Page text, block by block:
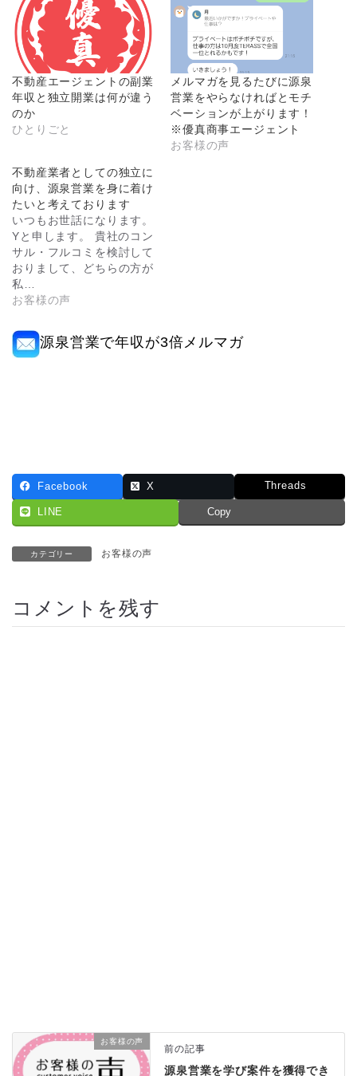
不動産エージェントの副業
年収と独立開業は何が違う
のか
ひとりごと
メルマガを見るたびに源泉
営業をやらなければとモチ
ベーションが上がります！
※優真商事エージェント
お客様の声
不動産業者としての独立に
向け、源泉営業を身に着け
たいと考えております
いつもお世話になります。
Yと申します。 貴社のコン
サル・フルコミを検討して
おりまして、どちらの方が
私…
お客様の声
源泉営業で年収が3倍メルマガ
Facebook X Threads
LINE Copy
カテゴリー お客様の声
コメントを残す
お客様の声
前の記事
源泉営業を学び案件を獲得でき